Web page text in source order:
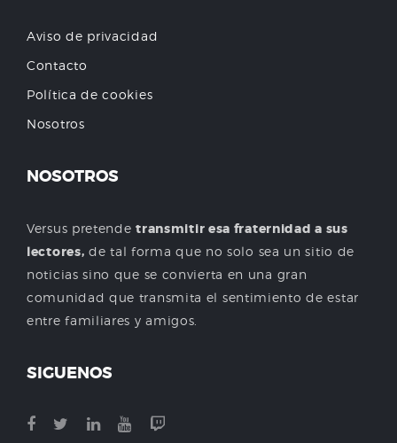
Aviso de privacidad
Contacto
Política de cookies
Nosotros
NOSOTROS
Versus pretendetransmitir esa fraternidad a sus
lectores, de tal forma que no solo sea un sitio de
noticias sino que se convierta en una gran
comunidad que transmita el sentimiento de estar
entre familiares y amigos.
SIGUENOS